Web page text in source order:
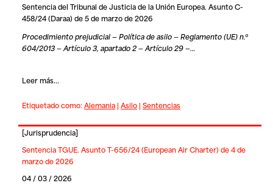
Sentencia del Tribunal de Justicia de la Unión Europea. Asunto C-
458/24 (Daraa) de 5 de marzo de 2026
Procedimiento prejudicial — Política de asilo — Reglamento (UE) n.º
604/2013 — Artículo 3, apartado 2 — Artículo 29 —…
Leer más...
Etiquetado como:Alemania| Asilo| Sentencias
[Jurisprudencia]
Sentencia TGUE. Asunto T-656/24 (European Air Charter) de 4 de
marzo de 2026
04 / 03 / 2026